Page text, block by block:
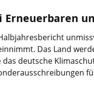
Das Land
deutsche